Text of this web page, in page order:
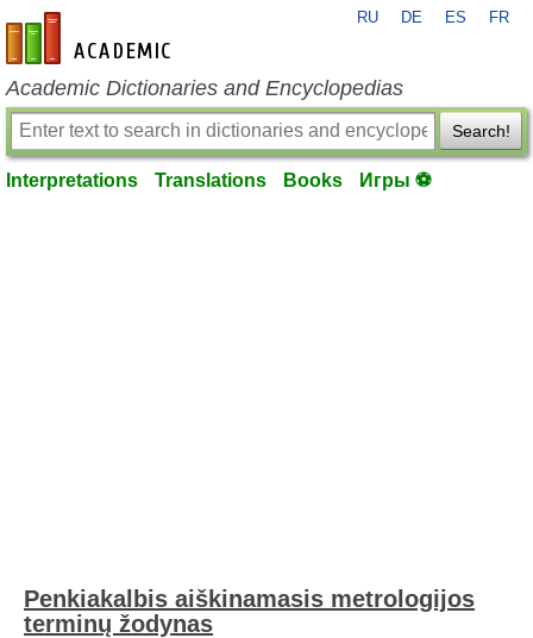
en-academic.com
RU DE ES FR
Academic Dictionaries and Encyclopedias
Search!
Interpretations Translations Books Игры ⚽
Penkiakalbis aiškinamasis metrologijos
terminų žodynas